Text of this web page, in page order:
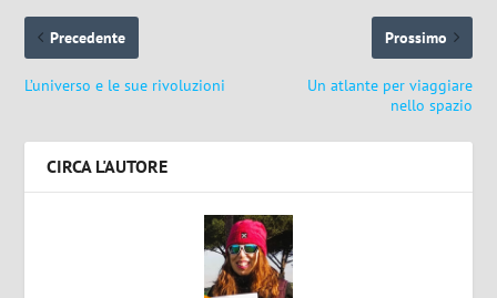
Precedente
L’universo e le sue rivoluzioni
Prossimo
Un atlante per viaggiare
nello spazio
CIRCA L'AUTORE